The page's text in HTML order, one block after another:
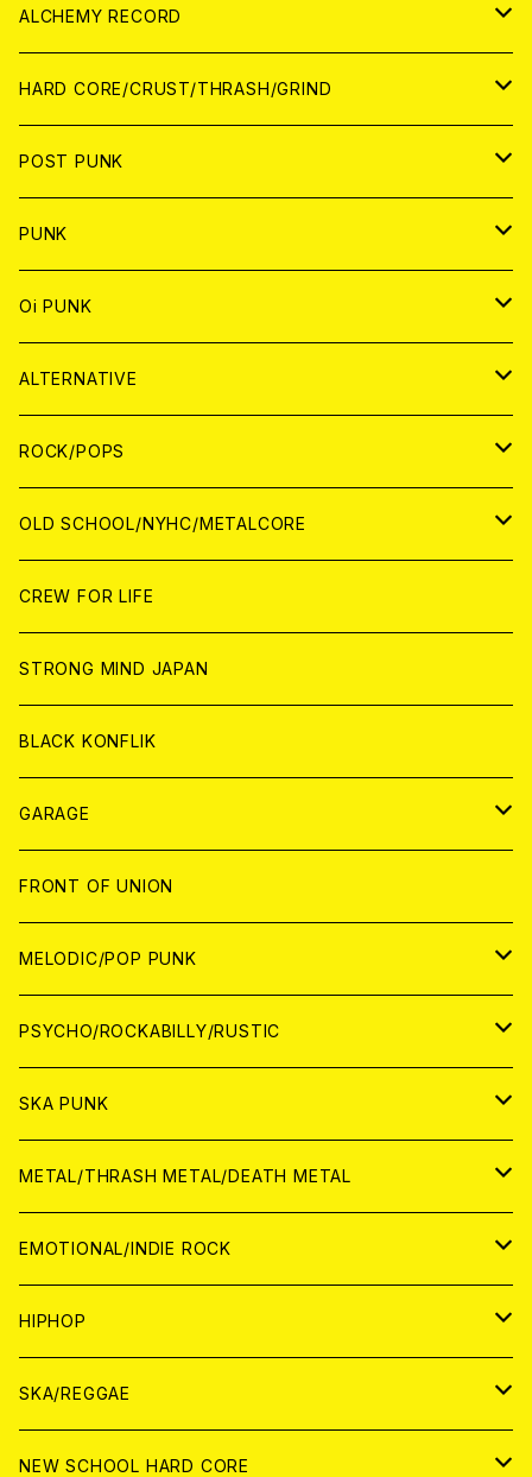
PATCH
アナログ
DIGITAL CONTENTS
ALCHEMY RECORD
CD
ANALOG
HARD CORE/CRUST/THRASH/GRIND
JAPAN
CD
ANALOG
WORLD
CD
ANALOG
POST PUNK
CD
JAPAN
WORLD
ANALOG
JAPAN
WORLD
PUNK
JAPAN
CD
ANALOG
WORLD
CD
ANALOG
Oi PUNK
JAPAN
CD
ANALOG
WOLRD
CD
ANALOG
ALTERNATIVE
JAPAN
CD
ANALOG
WORLD
CD
ANALOG
ROCK/POPS
JAPAN
CD
ANALOG
WORLD
CD
ANALOG
OLD SCHOOL/NYHC/METALCORE
JAPAN
CD
ANALOG
WORLD
CD
ANALOG
CREW FOR LIFE
STRONG MIND JAPAN
BLACK KONFLIK
GARAGE
JAPAN
アナログ
CD
WORLD
アナログ
CD
FRONT OF UNION
MELODIC/POP PUNK
JAPAN
CD
ANALOG
WORLD
CD
ANALOG
PSYCHO/ROCKABILLY/RUSTIC
JAPAN
CD
ANALOG
WORLD
CD
ANALOG
SKA PUNK
JAPAN
CD
ANALOG
WORLD
CD
ANALOG
METAL/THRASH METAL/DEATH METAL
JAPAN
CD
ANALOG
WORLD
ANALOG
CD
EMOTIONAL/INDIE ROCK
JAPAN
CD
ANALOG
WORLD
CD
HIPHOP
JAPAN
CD
WORLD
SKA/REGGAE
JAPAN
NEW SCHOOL HARD CORE